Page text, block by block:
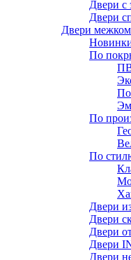
Двери с
Двери
Двери
По
По
По
Двери
Двери
Двери
Двери
Двери